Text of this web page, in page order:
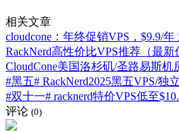
相关文章
cloudcone：年终促销VPS，$9.9/年
RackNerd高性价比VPS推荐（最新
CloudCone美国洛杉矶/圣路易斯机
#黑五# RackNerd2025黑五VPS/独
#双十一# racknerd特价VPS低至
评论 (0)